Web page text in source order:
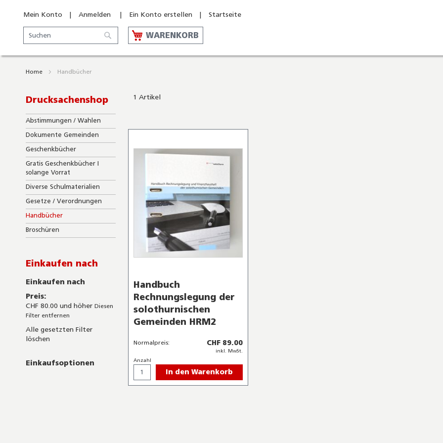
Mein Konto Anmelden Ein Konto erstellen
Startseite
Suche
Suche
WARENKORB
Home Handbücher
1 Artikel
Handbuch
Rechnungslegung der
solothurnischen
Gemeinden HRM2
Normalpreis: CHF 89.00
inkl. MwSt.
Anzahl
In den Warenkorb
Drucksachenshop
Abstimmungen / Wahlen
Dokumente Gemeinden
Geschenkbücher
Gratis Geschenkbücher I
solange Vorrat
Diverse Schulmaterialien
Gesetze / Verordnungen
Handbücher
Broschüren
Einkaufen nach
Einkaufen nach
Preis
CHF 80.00 und höher Diesen
Filter entfernen
Alle gesetzten Filter
löschen
Einkaufsoptionen